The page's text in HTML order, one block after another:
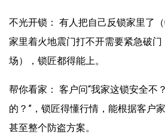
不光开锁： 有人把自己反锁家里了（
家里着火地震门打不开需要紧急破
场），锁匠都得能上。
帮你看家： 客户问“我家这锁安全不
的？”，锁匠得懂行情，能根据客户
甚至整个防盗方案。